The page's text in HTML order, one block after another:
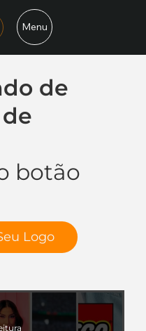
Menu
de
botão
Logo